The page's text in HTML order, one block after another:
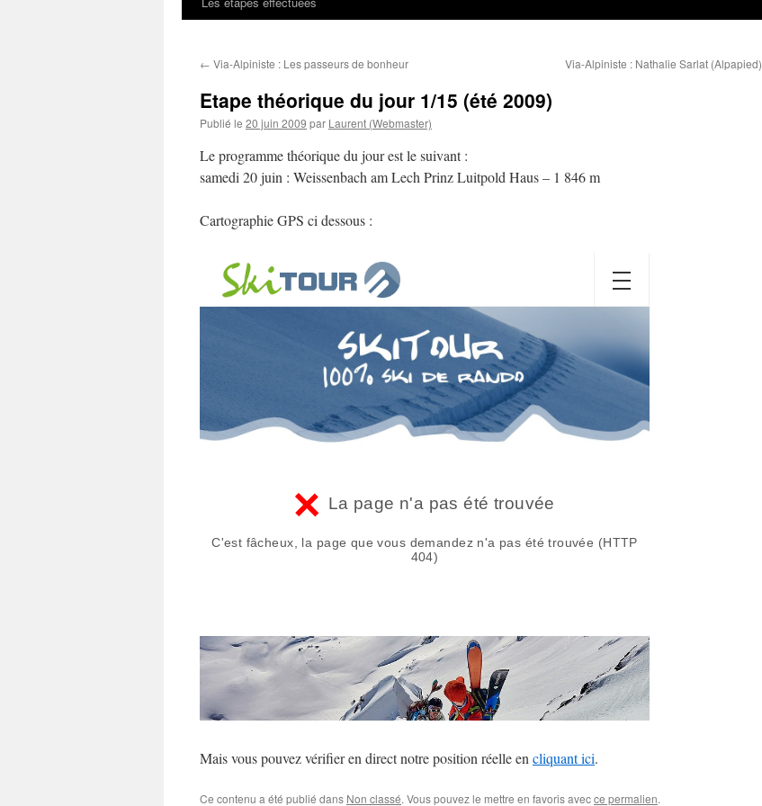
← Via-Alpiniste : Les passeurs de bonheur Via-Alpiniste : Nathalie Sarlat (Alpapied)
Etape théorique du jour 1/15 (été 2009)
Publié le 20 juin 2009 par Laurent (Webmaster)
Le programme théorique du jour est le suivant :
samedi 20 juin : Weissenbach am Lech Prinz Luitpold Haus – 1 846 m
Cartographie GPS ci dessous :
Mais vous pouvez vérifier en direct notre position réelle en cliquant ici.
Ce contenu a été publié dans Non classé. Vous pouvez le mettre en favoris avecce permalien.